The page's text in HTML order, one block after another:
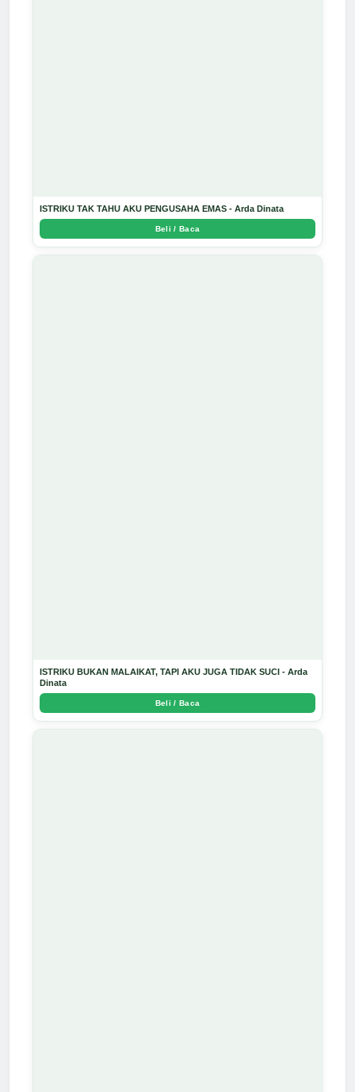
ISTRIKU TAK TAHU AKU PENGUSAHA EMAS - Arda Dinata
Beli / Baca
ISTRIKU BUKAN MALAIKAT, TAPI AKU JUGA TIDAK SUCI - Arda
Dinata
Beli / Baca